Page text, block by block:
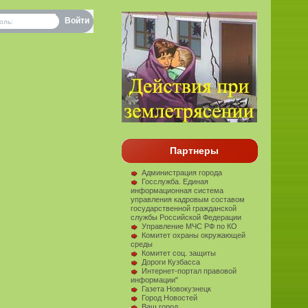
Партнеры
Администрация города
Госслужба. Единая
информационная система
управления кадровым составом
государственной гражданской
службы Российской Федерации
Управление МЧС РФ по КО
Комитет охраны окружающей
среды
Комитет соц. защиты
Дороги Кузбасса
Интернет-портал правовой
информации"
Газета Новокузнецк
Город Новостей